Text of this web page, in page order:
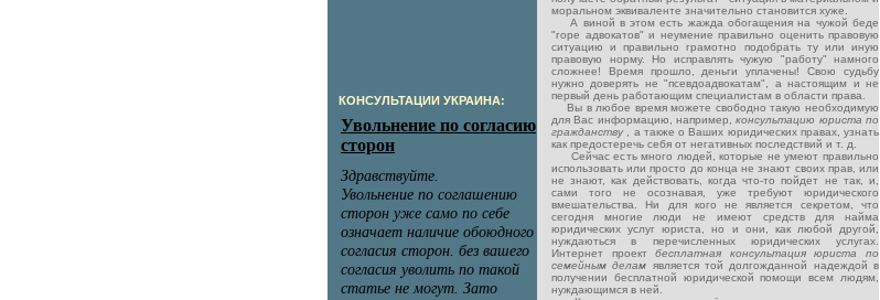
КОНСУЛЬТАЦИИ УКРАИНА:
моральном эквиваленте значительно становится хуже.
А виной в этом есть жажда обогащения на чужой беде
"горе адвокатов" и неумение правильно оценить правовую
ситуацию и правильно грамотно подобрать ту или иную
правовую норму. Но исправлять чужую "работу" намного
сложнее! Время прошло, деньги уплачены! Свою судьбу
нужно доверять не "псевдоадвокатам", а настоящим и не
первый день работающим специалистам в области права.
Вы в любое время можете свободно такую необходимую
для Вас информацию, например,консультацию юриста по
гражданству
, а также о Ваших юридических правах, узнать
как предостеречь себя от негативных последствий и т. д.
Сейчас есть много людей, которые не умеют правильно
использовать или просто до конца не знают своих прав, или
не знают, как действовать, когда что-то пойдет не так, и,
сами того не осознавая, уже требуют юридического
вмешательства. Ни для кого не является секретом, что
сегодня многие люди не имеют средств для найма
юридических услуг юриста, но и они, как любой другой,
нуждаються в перечисленных юридических услугах.
Интернет проектбесплатная консультация юриста по
семейным делам является той долгожданной надеждой в
получении бесплатной юридической помощи всем людям,
нуждающимся в ней.